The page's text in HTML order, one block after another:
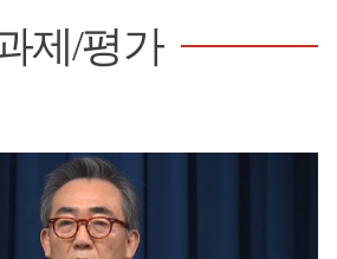
제/평가